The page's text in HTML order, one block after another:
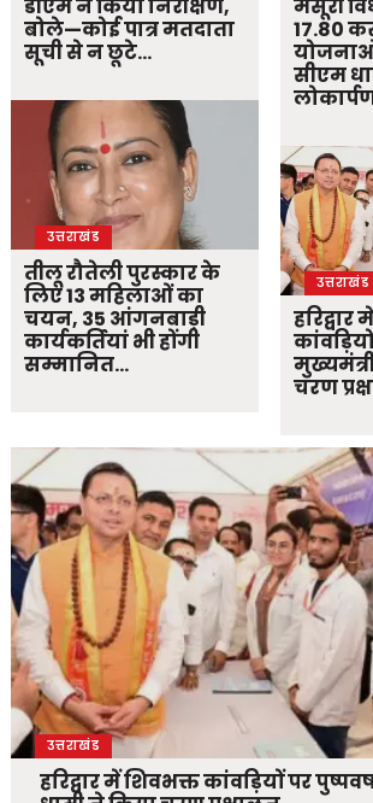
डीएम ने किया निरीक्षण,
बोले—कोई पात्र मतदाता
सूची से न छूटे…
उत्तराखंड
तीलू रौतेली पुरस्कार के
लिए 13 महिलाओं का
चयन, 35 आंगनबाड़ी
कार्यकर्तियां भी होंगी
सम्मानित…
मसूरी
17.80
सीएम
उत्तराखंड
चरण
उत्तराखंड
हरिद्वार में शिवभक्त कांवड़ियों पर